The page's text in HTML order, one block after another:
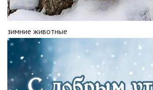
зимние животные